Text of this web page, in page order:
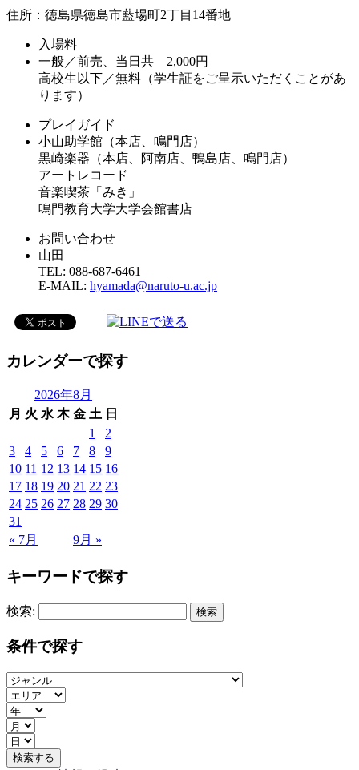
住所：徳島県徳島市藍場町2丁目14番地
入場料
一般／前売、当日共 2,000円
高校生以下／無料（学生証をご呈示いただくことがあ
ります）
プレイガイド
小山助学館（本店、鳴門店）
黒崎楽器（本店、阿南店、鴨島店、鳴門店）
アートレコード
音楽喫茶「みき」
鳴門教育大学大学会館書店
お問い合わせ
山田
TEL: 088-687-6461
E-MAIL: hyamada@naruto-u.ac.jp
カレンダーで探す
2026年8月
月 火 水 木 金 土 日
« 7月 9月 »
1
2
3
4 5 6 7 8
9
10 11 12 13 14 15 16
17 18 19 20 21 22 23
24 25 26 27 28 29 30
31
キーワードで探す
検索:
条件で探す